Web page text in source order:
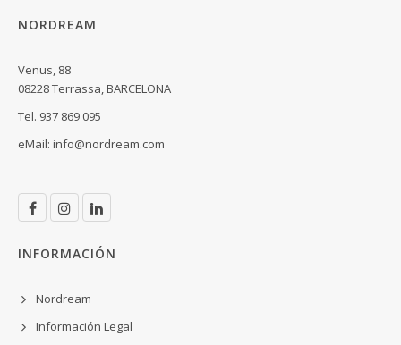
NORDREAM
Venus, 88
08228 Terrassa, BARCELONA
Tel. 937 869 095
eMail: info@nordream.com
INFORMACIÓN
Nordream
Información Legal